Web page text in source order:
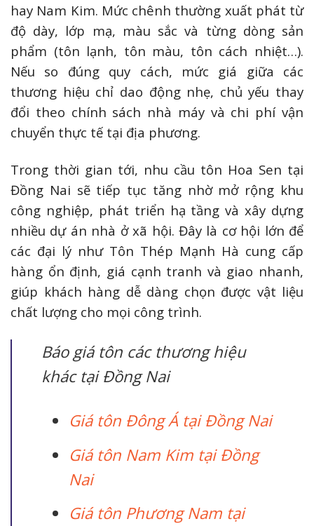
hay Nam Kim. Mức chênh thường xuất phát từ
độ dày, lớp mạ, màu sắc và từng dòng sản
phẩm (tôn lạnh, tôn màu, tôn cách nhiệt…).
Nếu so đúng quy cách, mức giá giữa các
thương hiệu chỉ dao động nhẹ, chủ yếu thay
đổi theo chính sách nhà máy và chi phí vận
chuyển thực tế tại địa phương.
Trong thời gian tới, nhu cầu tôn Hoa Sen tại
Đồng Nai sẽ tiếp tục tăng nhờ mở rộng khu
công nghiệp, phát triển hạ tầng và xây dựng
nhiều dự án nhà ở xã hội. Đây là cơ hội lớn để
các đại lý như Tôn Thép Mạnh Hà cung cấp
hàng ổn định, giá cạnh tranh và giao nhanh,
giúp khách hàng dễ dàng chọn được vật liệu
chất lượng cho mọi công trình.
Báo giá tôn các thương hiệu
khác tại Đồng Nai
Giá tôn Đông Á tại Đồng Nai
Giá tôn Nam Kim tại Đồng
Nai
Giá tôn Phương Nam tại